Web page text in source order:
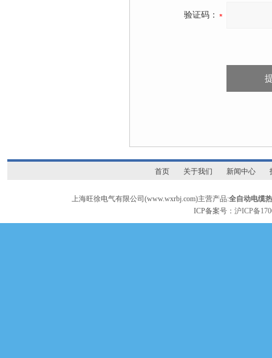
验证码：
首页 关于我们 新闻中心
上海旺徐电气有限公司(www.wxrbj.com)主营产品:全自动电缆
ICP备案号：沪ICP备